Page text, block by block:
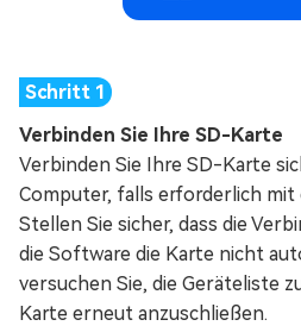
Verbinden Sie Ihre SD-Karte
Verbinden Sie Ihre SD-Karte
Computer, falls erforderlich mit
Stellen Sie sicher, dass die
die Software die Karte nicht
versuchen Sie, die Geräteliste
Karte erneut anzuschließen.